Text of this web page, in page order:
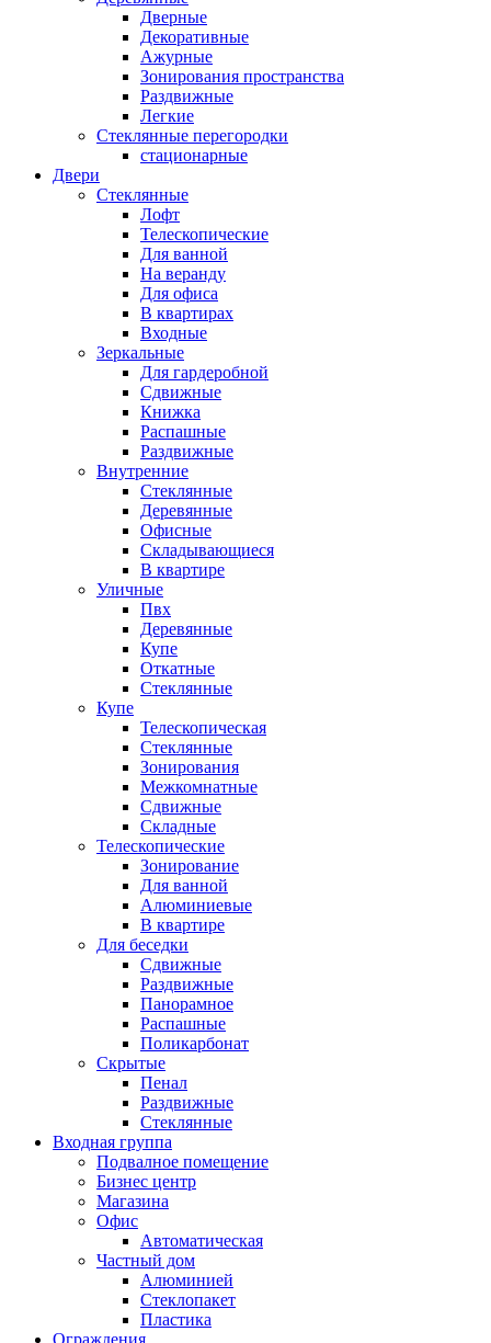
Дверные
Декоративные
Ажурные
Зонирования пространства
Раздвижные
Легкие
Стеклянные перегородки
стационарные
Двери
Стеклянные
Лофт
Телескопические
Для ванной
На веранду
Для офиса
В квартирах
Входные
Зеркальные
Для гардеробной
Сдвижные
Книжка
Распашные
Раздвижные
Внутренние
Стеклянные
Деревянные
Офисные
Складывающиеся
В квартире
Уличные
Пвх
Деревянные
Купе
Откатные
Стеклянные
Купе
Телескопическая
Стеклянные
Зонирования
Межкомнатные
Сдвижные
Складные
Телескопические
Зонирование
Для ванной
Алюминиевые
В квартире
Для беседки
Сдвижные
Раздвижные
Панорамное
Распашные
Поликарбонат
Скрытые
Пенал
Раздвижные
Стеклянные
Входная группа
Подвалное помещение
Бизнес центр
Магазина
Офис
Автоматическая
Частный дом
Алюминией
Стеклопакет
Пластика
Ограждения